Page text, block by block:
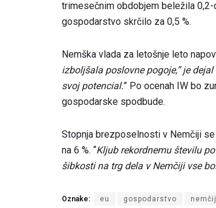
trimesečnim obdobjem beležila
gospodarstvo skrčilo za 0,5 %.
Nemška vlada za letošnje leto
izboljšala poslovne pogoje,” je
svoj potencial.” Po ocenah IW bo
gospodarske spodbude.
Stopnja brezposelnosti v Nemčiji
na 6 %. “Kljub rekordnemu številu
šibkosti na trg dela v Nemčiji vse
Oznake: eu gospodarstvo